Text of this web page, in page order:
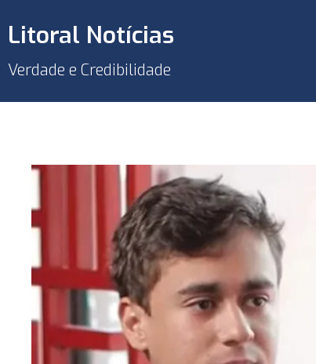
Litoral Notícias
Verdade e Credibilidade